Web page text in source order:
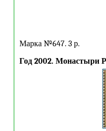
Марка №647. 3 р.
Год 2002. Монастыри